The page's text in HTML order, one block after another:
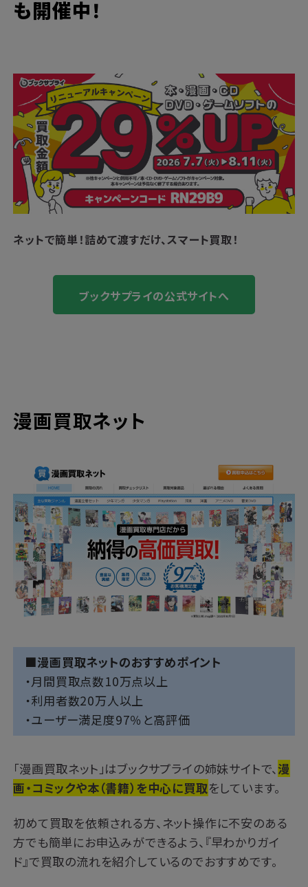
も開催中！
ネットで簡単！詰めて渡すだけ、スマート買取！
ブックサプライの公式サイトへ
漫画買取ネット
■漫画買取ネットのおすすめポイント
・月間買取点数10万点以上
・利用者数20万人以上
・ユーザー満足度97％と高評価
「漫画買取ネット」はブックサプライの姉妹サイトで、漫
画・コミックや本（書籍）を中心に買取をしています。
初めて買取を依頼される方、ネット操作に不安のある
方でも簡単にお申込みができるよう、『早わかりガイ
ド』で買取の流れを紹介しているのでおすすめです。